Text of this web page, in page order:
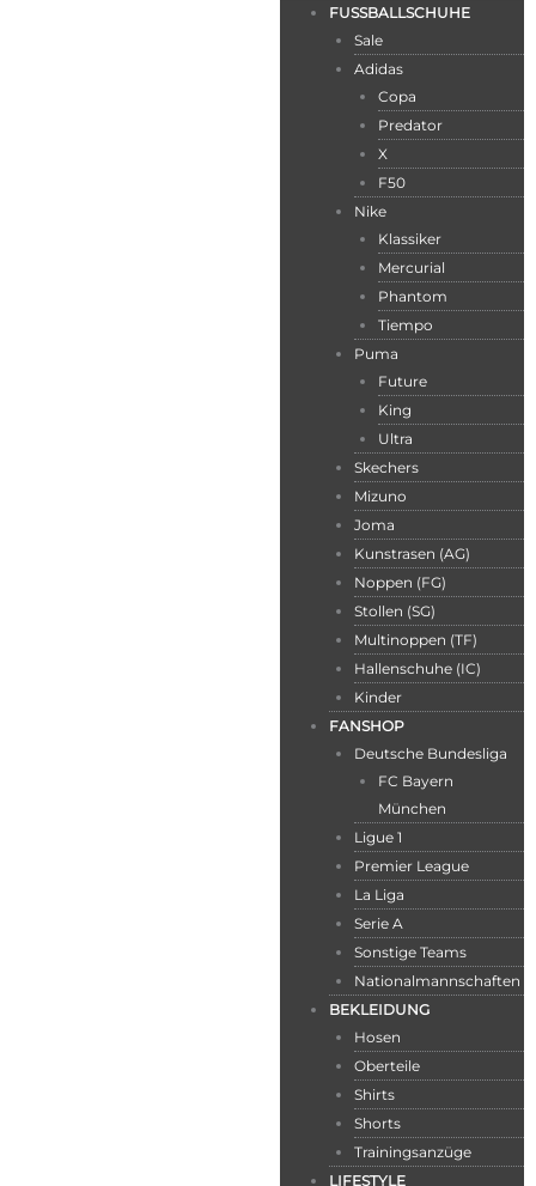
FUSSBALLSCHUHE
Sale
Adidas
Copa
Predator
X
F50
Nike
Klassiker
Mercurial
Phantom
Tiempo
Puma
Future
King
Ultra
Skechers
Mizuno
Joma
Kunstrasen (AG)
Noppen (FG)
Stollen (SG)
Multinoppen (TF)
Hallenschuhe (IC)
Kinder
FANSHOP
Deutsche Bundesliga
FC Bayern
München
Ligue 1
Premier League
La Liga
Serie A
Sonstige Teams
Nationalmannschaften
BEKLEIDUNG
Hosen
Oberteile
Shirts
Shorts
Trainingsanzüge
LIFESTYLE